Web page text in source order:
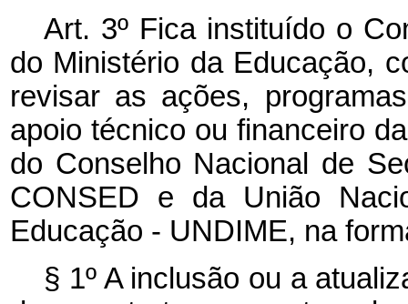
Art. 3º Fica instituído o
do Ministério da Educação,
revisar as ações,
apoio técnico ou financeiro
do Conselho Nacional de
CONSED e da União
Educação - UNDIME, na
§ 1º A inclusão ou a